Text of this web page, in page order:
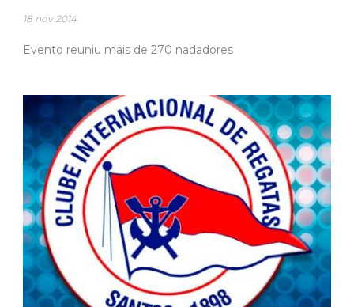
18 nov 2014
Evento reuniu mais de 270 nadadores